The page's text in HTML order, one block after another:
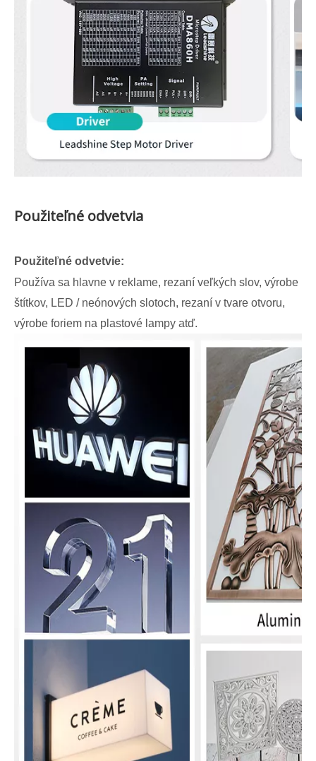
Použiteľné odvetvia
Použiteľné odvetvie:
Používa sa hlavne v reklame, rezaní veľkých slov, výrobe
štítkov, LED / neónových slotoch, rezaní v tvare otvoru,
výrobe foriem na plastové lampy atď.